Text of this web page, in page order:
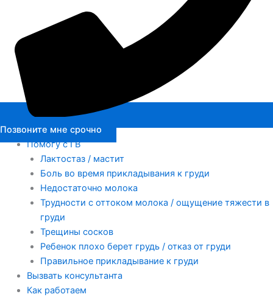
Позвоните мне срочно
Помогу с ГВ
Лактостаз / мастит
Боль во время прикладывания к груди
Недостаточно молока
Трудности с оттоком молока / ощущение тяжести в
груди
Трещины сосков
Ребенок плохо берет грудь / отказ от груди
Правильное прикладывание к груди
Вызвать консультанта
Как работаем